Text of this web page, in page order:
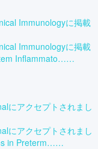
Immunologyに掲載
Immunologyに掲載
Inflammato……
にアクセプトされまし
にアクセプトされまし
in Preterm……